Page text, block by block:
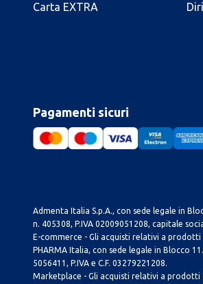
Carta EXTRA
Pagamenti sicuri
Admenta Italia S.p.A., con sede legale in
n. 405308, P.IVA 02009051208, capitale
E-commerce - Gli acquisti relativi a
PHARMA Italia, con sede legale in Blocco
5056411, P.IVA e C.F. 03279221208.
Marketplace - Gli acquisti relativi a